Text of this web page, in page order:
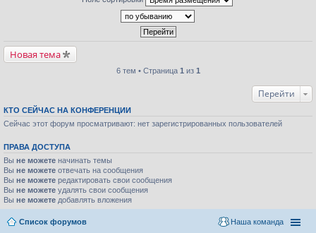
Новая тема
6 тем • Страница 1 из 1
Перейти
КТО СЕЙЧАС НА КОНФЕРЕНЦИИ
Сейчас этот форум просматривают: нет зарегистрированных пользователей
ПРАВА ДОСТУПА
Вы не можете начинать темы
Вы не можете отвечать на сообщения
Вы не можете редактировать свои сообщения
Вы не можете удалять свои сообщения
Вы не можете добавлять вложения
Список форумов Наша команда